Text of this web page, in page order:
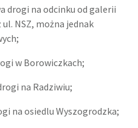
drogi na odcinku od galerii
NSZ, można jednak
w Borowiczkach;
na Radziwiu;
na osiedlu Wyszogrodzka;